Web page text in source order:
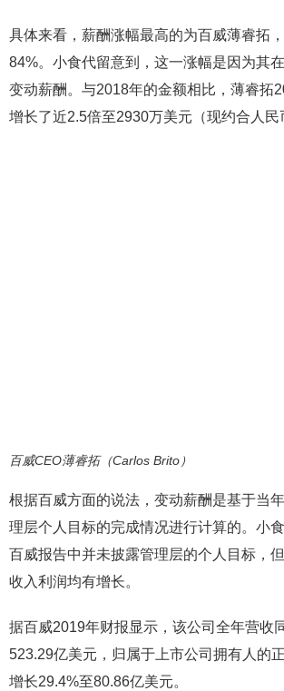
具体来看，薪酬涨幅最高的为百威薄睿拓
84%。小食代留意到，这一涨幅是因为其
变动薪酬。与2018年的金额相比，薄睿拓
增长了近2.5倍至2930万美元（现约合人民
百威CEO薄睿拓（Carlos Brito）
根据百威方面的说法，变动薪酬是基于当
理层个人目标的完成情况进行计算的。小
百威报告中并未披露管理层的个人目标，
收入利润均有增长。
据百威2019年财报显示，该公司全年营收
523.29亿美元，归属于上市公司拥有人的
增长29.4%至80.86亿美元。